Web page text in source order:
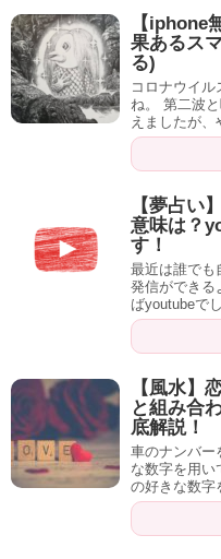
５つそれぞれの角は陰陽
5 つが絡み合って守ってく
古くから魔除けの護符と
陰陽師の作品の中でも言
には効果抜群ですよ！
また、安倍晴明の人気に
発売されています。
スマホの待ち受けにこだ
効果は十分に発揮されます
【PETER STONE】ド
占い師が手をかざして使
あらゆるものを浄化する
また、芸能人が手首につ
ブレスレットであれば比
で、ご検討してみても良
【iphone
果あるス
る)
コロナウイ
ね。 第二波
えましたが
【夢占い
意味は？
す！
最近は誰でも
発信ができる
ばyoutubeで
【風水】
と組み合
底解説！
車のナンバー
な数字を用い
の好きな数字